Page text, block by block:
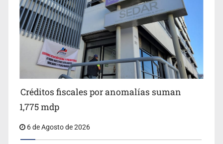
Abren pozo profundo en San Miguel Cuyutlán
Créditos fiscales por anomalías suman
1,775 mdp
6 de Agosto de 2026